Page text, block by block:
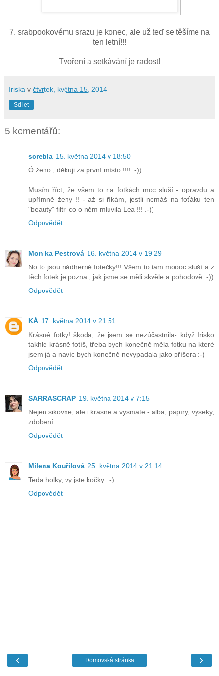
7. srabpookovému srazu je konec, ale už teď se těšíme na
ten letní!!!
Tvoření a setkávání je radost!
Iriska v čtvrtek, května 15, 2014
Sdílet
5 komentářů:
screbla 15. května 2014 v 18:50
Ó ženo , děkuji za první místo !!!! :-))
Musím říct, že všem to na fotkách moc sluší - opravdu a
upřímně ženy !! - až si říkám, jestli nemáš na foťáku ten
"beauty" filtr, co o něm mluvila Lea !!! .-))
Odpovědět
Monika Pestrová 16. května 2014 v 19:29
No to jsou nádherné fotečky!!! Všem to tam moooc sluší a z
těch fotek je poznat, jak jsme se měli skvěle a pohodově :-))
Odpovědět
KÁ 17. května 2014 v 21:51
Krásné fotky! škoda, že jsem se nezúčastnila- když Irisko
takhle krásně fotíš, třeba bych konečně měla fotku na které
jsem já a navíc bych konečně nevypadala jako příšera :-)
Odpovědět
SARRASCRAP 19. května 2014 v 7:15
Nejen šikovné, ale i krásné a vysmáté - alba, papíry, výseky,
zdobení...
Odpovědět
Milena Kouřilová 25. května 2014 v 21:14
Teda holky, vy jste kočky. :-)
Odpovědět
‹ ›
Domovská stránka